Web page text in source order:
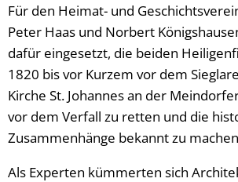
Für den Heimat- und
Peter Haas und Norbert
dafür eingesetzt, die beiden
1820 bis vor Kurzem vor dem
Kirche St. Johannes an der
vor dem Verfall zu retten und die
Zusammenhänge bekannt zu
Als Experten kümmerten sich